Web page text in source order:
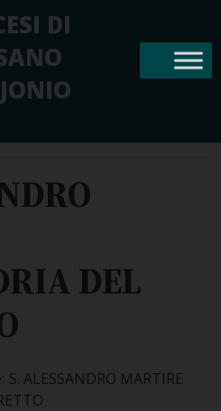
DI
DEL
S. ALESSANDRO MARTIRE